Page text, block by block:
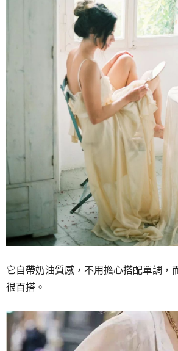
它自帶奶油質感，不用擔心搭配單調，
很百搭。